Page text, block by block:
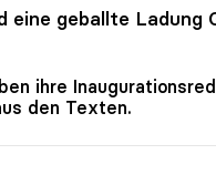
geballte Ladung
ihre
den Texten.